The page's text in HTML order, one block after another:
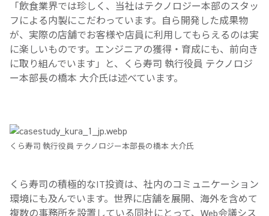
「飲食業界では珍しく、当社はテクノロジー本部のスタッ
フによる内製にこだわっています。自ら開発した成果物
が、実際の店舗でお客様や店員に利用してもらえるのは実
に楽しいものです。エンジニアの獲得・育成にも、前向き
に取り組んでいます」と、くら寿司 執行役員 テクノロジ
ー本部長の橋本 大介氏は述べています。
くら寿司 執行役員 テクノロジー本部長の橋本 大介氏
くら寿司の積極的なIT投資は、社内のコミュニケーション
環境にも及んでいます。世界に店舗を展開、海外を含めて
複数の事務所を設置している同社にとって、Web会議シス